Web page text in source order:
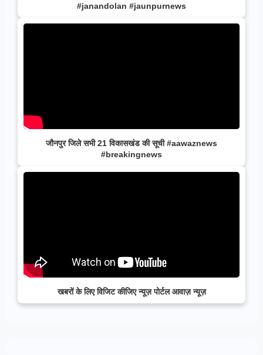
#janandolan #jaunpurnews
जौनपुर जिले सभी 21 विकासखंड की सूची #aawaznews
#breakingnews
खबरों के लिए विजिट कीजिए न्यूज़ पोर्टल आवाज़ न्यूज़